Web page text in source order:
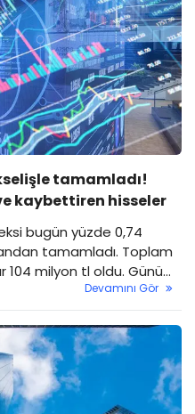
tamamladı!
kaybettiren hisseler
bugün yüzde 0,74
tamamladı. Toplam
104 milyon tl oldu. Günün
belli oldu. İşteDevamını Gör